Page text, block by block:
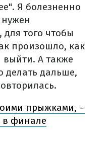
Я болезненно
того чтобы
произошло, как
выйти. А также
делать дальше,
прыжками, –
в финале